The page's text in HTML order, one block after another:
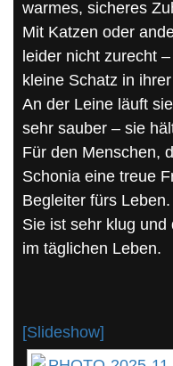
warmes, sicheres
Mit Katzen oder
leider nicht zurecht
kleine Schatz in
An der Leine läuft
sehr sauber – sie
Für den Menschen,
Schonia eine treue
Begleiter fürs Leben.
Sie ist sehr klug
im täglichen Leben.
[Slideshow]